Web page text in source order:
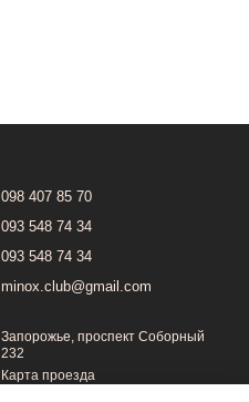
098 407 85 70
093 548 74 34
093 548 74 34
minox.club@gmail.com
Запорожье, проспект Соборный
232
Карта проезда